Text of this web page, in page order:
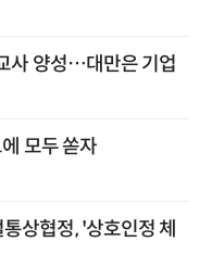
사 양성…대만은 기업
모두 쏟자
상협정, '상호인정 체